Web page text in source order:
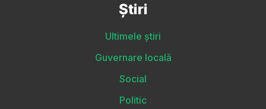
Știri
Ultimele știri
Guvernare locală
Social
Politic